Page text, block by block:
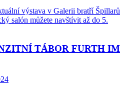
výstava v Galerii bratří Špillarů
salón můžete navštívit až do 5.
TÁBOR FURTH IM